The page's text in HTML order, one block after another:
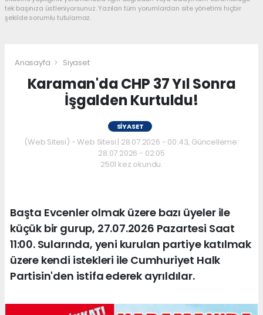
tek başınıza üstleniyorsunuz. Yazılan tüm yorumlardan site yönetimi hiçbir
şekilde sorumlu tutulamaz.
Anasayfa Siyaset
Karaman'da CHP 37 Yıl Sonra
İşgalden Kurtuldu!
SIYASET
(Web Sitesi) - Web Sitesi | 28.07.2026 - 00:43, Güncelleme:
28.07.2026 - 02:05
2501 kez okundu.
Başta Evcenler olmak üzere bazı üyeler ile
küçük bir gurup, 27.07.2026 Pazartesi Saat
11:00. Sularında, yeni kurulan partiye katılmak
üzere kendi istekleri ile Cumhuriyet Halk
Partisin'den istifa ederek ayrıldılar.